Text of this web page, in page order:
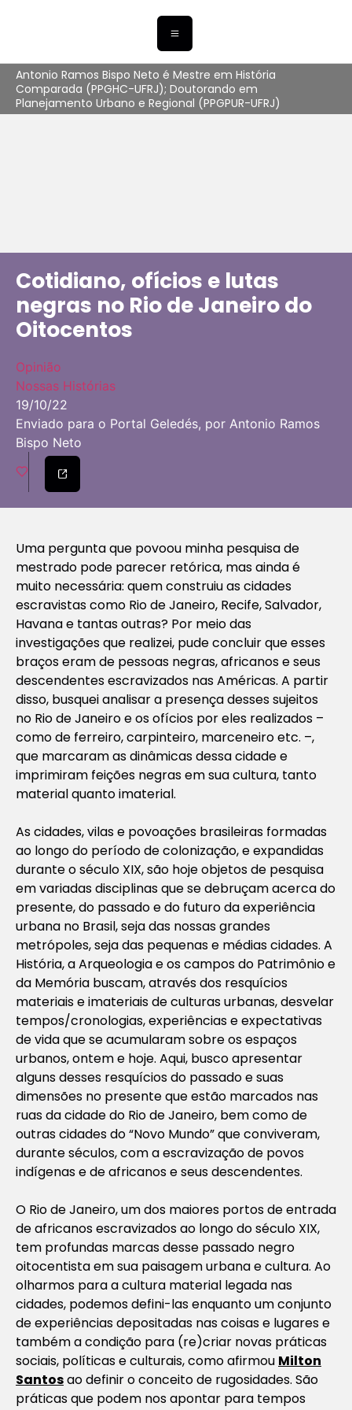
Antonio Ramos Bispo Neto é Mestre em História
Comparada (PPGHC-UFRJ); Doutorando em
Planejamento Urbano e Regional (PPGPUR-UFRJ)
Cotidiano, ofícios e lutas
negras no Rio de Janeiro do
Oitocentos
Opinião
Nossas Histórias
19/10/22
Enviado para o Portal Geledés, por Antonio Ramos
Bispo Neto
Uma pergunta que povoou minha pesquisa de
mestrado pode parecer retórica, mas ainda é
muito necessária: quem construiu as cidades
escravistas como Rio de Janeiro, Recife, Salvador,
Havana e tantas outras? Por meio das
investigações que realizei, pude concluir que esses
braços eram de pessoas negras, africanos e seus
descendentes escravizados nas Américas. A partir
disso, busquei analisar a presença desses sujeitos
no Rio de Janeiro e os ofícios por eles realizados –
como de ferreiro, carpinteiro, marceneiro etc. –,
que marcaram as dinâmicas dessa cidade e
imprimiram feições negras em sua cultura, tanto
material quanto imaterial.
As cidades, vilas e povoações brasileiras formadas
ao longo do período de colonização, e expandidas
durante o século XIX, são hoje objetos de pesquisa
em variadas disciplinas que se debruçam acerca do
presente, do passado e do futuro da experiência
urbana no Brasil, seja das nossas grandes
metrópoles, seja das pequenas e médias cidades. A
História, a Arqueologia e os campos do Patrimônio e
da Memória buscam, através dos resquícios
materiais e imateriais de culturas urbanas, desvelar
tempos/cronologias, experiências e expectativas
de vida que se acumularam sobre os espaços
urbanos, ontem e hoje. Aqui, busco apresentar
alguns desses resquícios do passado e suas
dimensões no presente que estão marcados nas
ruas da cidade do Rio de Janeiro, bem como de
outras cidades do “Novo Mundo” que conviveram,
durante séculos, com a escravização de povos
indígenas e de africanos e seus descendentes.
O Rio de Janeiro, um dos maiores portos de entrada
de africanos escravizados ao longo do século XIX,
tem profundas marcas desse passado negro
oitocentista em sua paisagem urbana e cultura. Ao
olharmos para a cultura material legada nas
cidades, podemos defini-las enquanto um conjunto
de experiências depositadas nas coisas e lugares e
também a condição para (re)criar novas práticas
sociais, políticas e culturais, como afirmou Milton
Santosao definir o conceito de rugosidades. São
práticas que podem nos apontar para tempos